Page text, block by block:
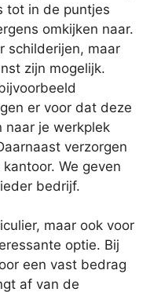
tot in de puntjes
omkijken naar.
schilderijen, maar
zijn mogelijk.
er voor dat deze
naar je werkplek
verzorgen
We geven
bedrijf.
maar ook voor
optie. Bij
een vast bedrag
af van de